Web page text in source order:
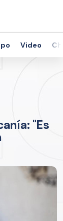
Video
"Es